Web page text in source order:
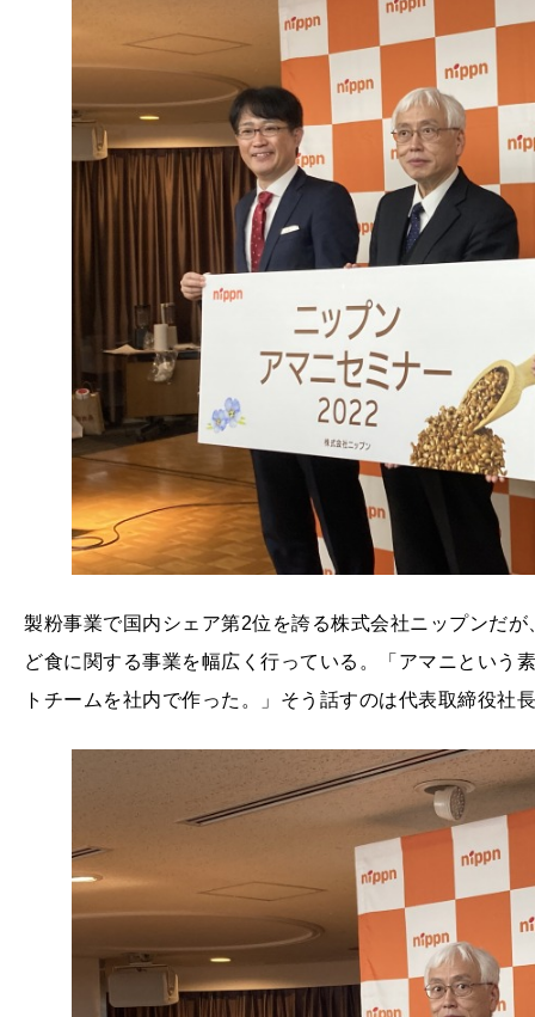
製粉事業で国内シェア第2位を誇る株式会社ニップンだ
ど食に関する事業を幅広く行っている。「アマニという
トチームを社内で作った。」そう話すのは代表取締役社